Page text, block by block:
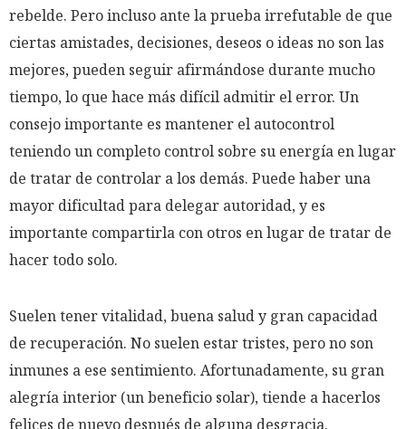
rebelde. Pero incluso ante la prueba irrefutable de que
ciertas amistades, decisiones, deseos o ideas no son las
mejores, pueden seguir afirmándose durante mucho
tiempo, lo que hace más difícil admitir el error. Un
consejo importante es mantener el autocontrol
teniendo un completo control sobre su energía en lugar
de tratar de controlar a los demás. Puede haber una
mayor dificultad para delegar autoridad, y es
importante compartirla con otros en lugar de tratar de
hacer todo solo.
Suelen tener vitalidad, buena salud y gran capacidad
de recuperación. No suelen estar tristes, pero no son
inmunes a ese sentimiento. Afortunadamente, su gran
alegría interior (un beneficio solar), tiende a hacerlos
felices de nuevo después de alguna desgracia.